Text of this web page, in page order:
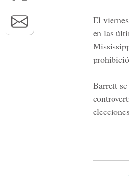
El
en las
Barrett